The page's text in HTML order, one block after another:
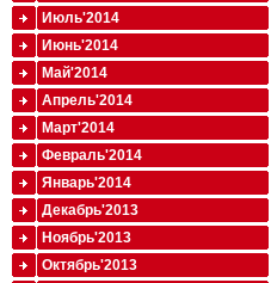
Июль'2014
Июнь'2014
Май'2014
Апрель'2014
Март'2014
Февраль'2014
Январь'2014
Декабрь'2013
Ноябрь'2013
Октябрь'2013